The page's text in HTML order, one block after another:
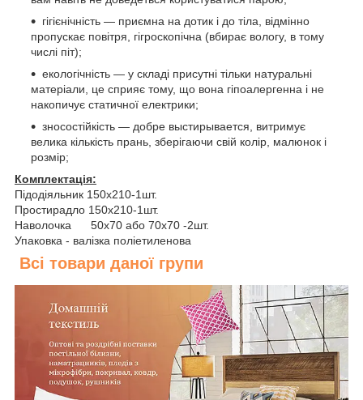
гігієнічність — приємна на дотик і до тіла, відмінно
пропускає повітря, гігроскопічна (вбирає вологу, в тому
числі піт);
екологічність — у складі присутні тільки натуральні
матеріали, це сприяє тому, що вона гіпоалергенна і не
накопичує статичної електрики;
зносостійкість — добре выстирывается, витримує
велика кількість прань, зберігаючи свій колір, малюнок і
розмір;
Комплектація:
Підодіяльник 150х210-1шт.
Простирадло 150х210-1шт.
Наволочка 50х70 або 70х70 -2шт.
Упаковка - валізка поліетиленова
Всі товари даної групи